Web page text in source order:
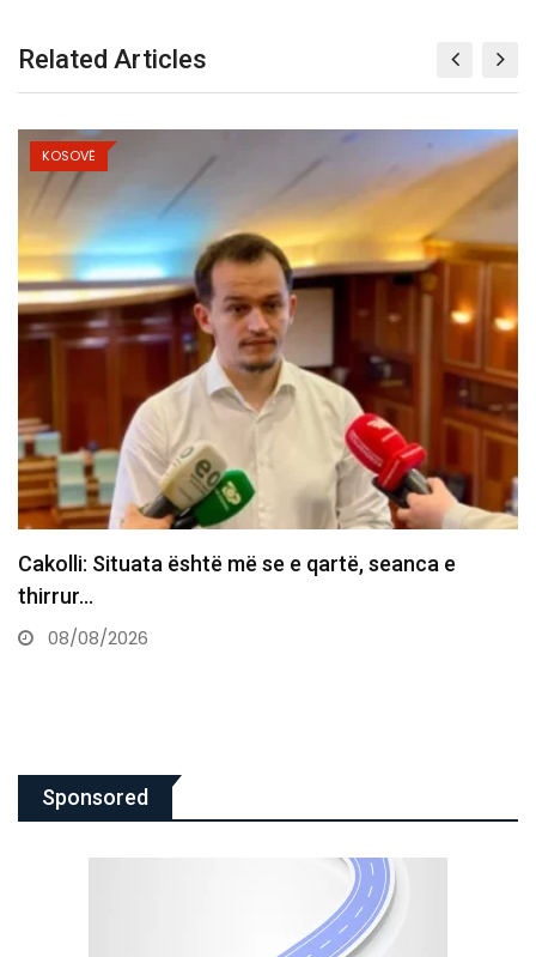
Related Articles
KOSOVË
Burim Ramadani për deputetët e pushtetit:
Joseriozitet total, a ju…
08/08/2026
Sponsored